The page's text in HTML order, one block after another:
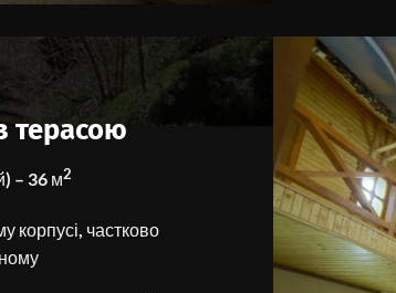
терасою
– 36 м2
корпусі, частково